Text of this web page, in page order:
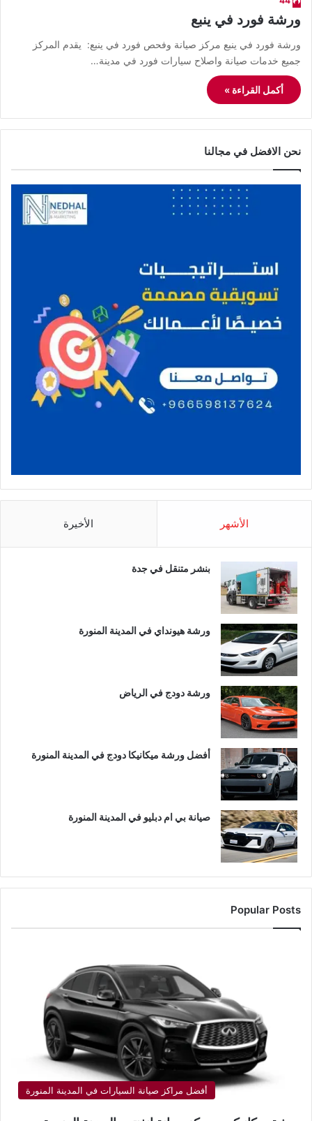
ورشة فورد في ينبع
ورشة فورد في ينبع مركز صيانة وفحص فورد في ينبع: يقدم المركز
جميع خدمات صيانة واصلاح سيارات فورد في مدينة…
أكمل القراءة »
نحن الافضل في مجالنا
الأشهر الأخيرة
بنشر متنقل في جدة
ورشة هيونداي في المدينة المنورة
ورشة دودج في الرياض
أفضل ورشة ميكانيكا دودج في المدينة المنورة
صيانة بي ام دبليو في المدينة المنورة
Popular Posts
أفضل مراكز صيانة السيارات في المدينة المنورة